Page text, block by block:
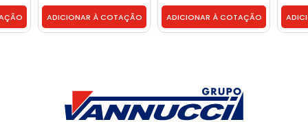
504190747
ADICIONAR À COTAÇÃO
PARACHOQUE -
504190780
ADICIONAR À COTAÇÃO